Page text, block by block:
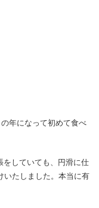
年になって初めて食べ
していても、円滑に仕
いたしました。本当に有